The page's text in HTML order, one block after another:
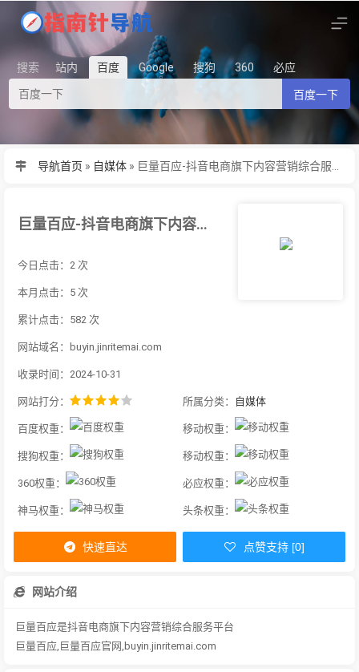
搜索 站内 百度 Google 搜狗 360 必应
百度一下
导航首页 » 自媒体 »
巨量百应-抖音电商旗下内容营销综合服务平台
今日点击：2 次
本月点击：5 次
累计点击：582 次
网站域名：buyin.jinritemai.com
收录时间：2024-10-31
网站打分： 所属分类： 自媒体
百度权重： 移动权重：
搜狗权重： 移动权重：
360权重： 必应权重：
神马权重： 头条权重：
快速直达 点赞支持 [0]
网站介绍
巨量百应是抖音电商旗下内容营销综合服务平台
巨量百应,巨量百应官网,buyin.jinritemai.com